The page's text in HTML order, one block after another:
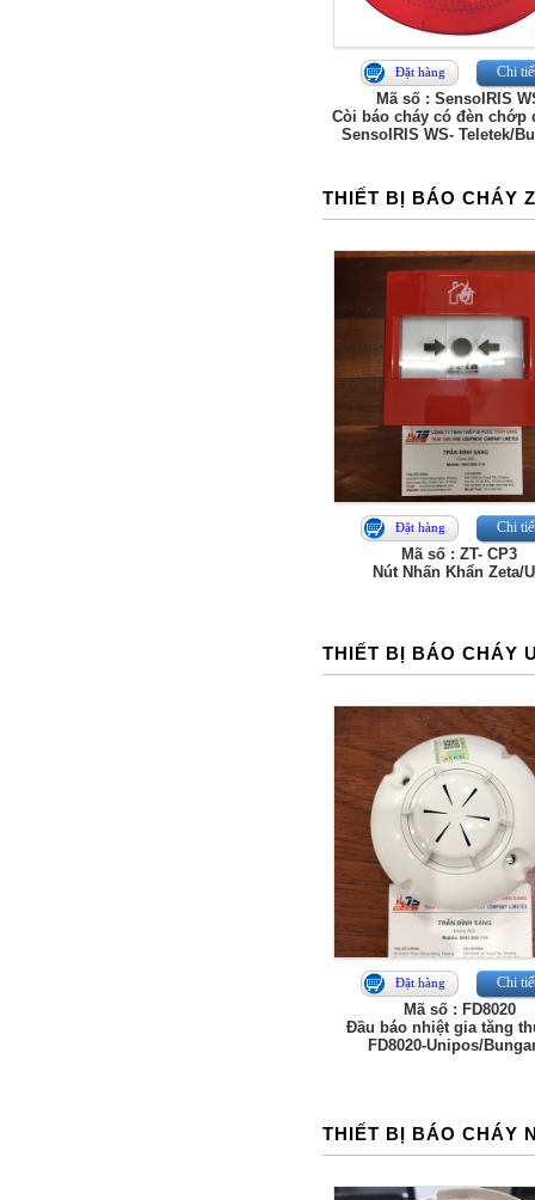
Đặt hàng Chi
Mã số : SensoIRIS
Còi báo cháy có đèn chớp
SensoIRIS WS- Teletek/
THIẾT BỊ BÁO CHÁY
Đặt hàng Chi
Mã số : ZT- CP3
Nút Nhấn Khẩn Zeta/
THIẾT BỊ BÁO CHÁY
Đặt hàng Chi
Mã số : FD8020
Đầu báo nhiệt gia tăng
FD8020-Unipos/
THIẾT BỊ BÁO CHÁY